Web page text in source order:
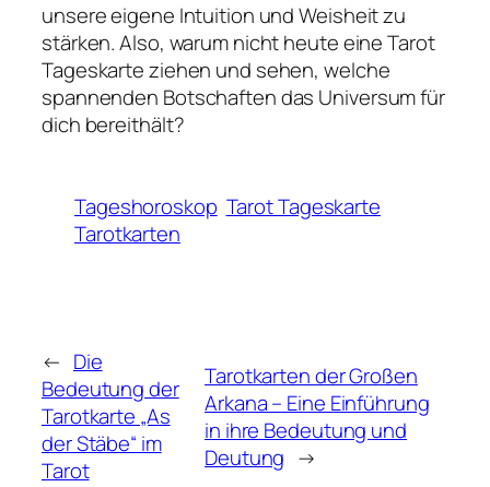
unsere eigene Intuition und Weisheit zu
stärken. Also, warum nicht heute eine Tarot
Tageskarte ziehen und sehen, welche
spannenden Botschaften das Universum für
dich bereithält?
Tageshoroskop Tarot Tageskarte
Tarotkarten
← Die
Bedeutung der
Tarotkarte „As
der Stäbe“ im
Tarot
Tarotkarten der Großen
Arkana – Eine Einführung
in ihre Bedeutung und
Deutung →